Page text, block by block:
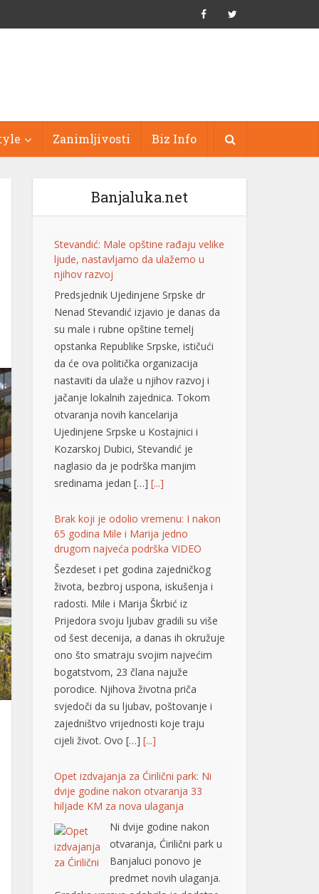
Zanimljivosti Biz Info
Banjaluka.net
Stevandić: Male opštine rađaju velike
ljude, nastavljamo da ulažemo u
njihov razvoj
Predsjednik Ujedinjene Srpske dr
Nenad Stevandić izjavio je danas da
su male i rubne opštine temelj
opstanka Republike Srpske, ističući
da će ova politička organizacija
nastaviti da ulaže u njihov razvoj i
jačanje lokalnih zajednica. Tokom
otvaranja novih kancelarija
Ujedinjene Srpske u Kostajnici i
Kozarskoj Dubici, Stevandić je
naglasio da je podrška manjim
sredinama jedan […] [...]
Brak koji je odolio vremenu: I nakon
65 godina Mile i Marija jedno
drugom najveća podrška VIDEO
Šezdeset i pet godina zajedničkog
života, bezbroj uspona, iskušenja i
radosti. Mile i Marija Škrbić iz
Prijedora svoju ljubav gradili su više
od šest decenija, a danas ih okružuje
ono što smatraju svojim najvećim
bogatstvom, 23 člana najuže
porodice. Njihova životna priča
svjedoči da su ljubav, poštovanje i
zajedništvo vrijednosti koje traju
cijeli život. Ovo […] [...]
Opet izdvajanja za Ćirilični park: Ni
dvije godine nakon otvaranja 33
hiljade KM za nova ulaganja
Ni dvije godine nakon
otvaranja, Ćirilični park u
Banjaluci ponovo je
predmet novih ulaganja.